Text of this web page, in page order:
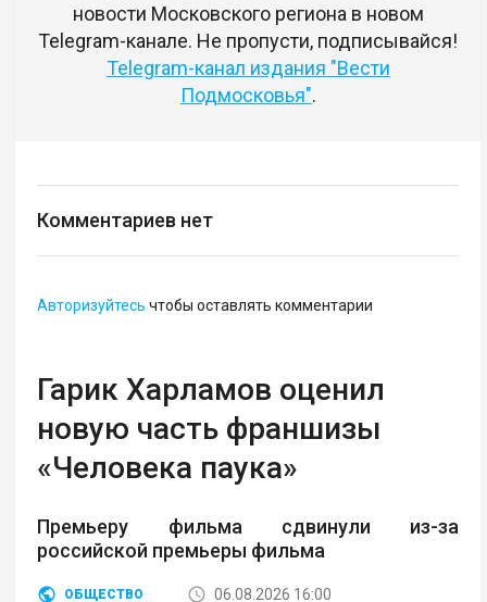
новости Московского региона в новом
Telegram-канале. Не пропусти, подписывайся!
Telegram-канал издания "Вести
Подмосковья".
Комментариев нет
Авторизуйтесь чтобы оставлять комментарии
Гарик Харламов оценил
новую часть франшизы
«Человека паука»
Премьеру фильма сдвинули из-за
российской премьеры фильма
ОБЩЕСТВО 06.08.2026 16:00